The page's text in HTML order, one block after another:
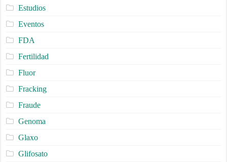
Estudios
Eventos
FDA
Fertilidad
Fluor
Fracking
Fraude
Genoma
Glaxo
Glifosato